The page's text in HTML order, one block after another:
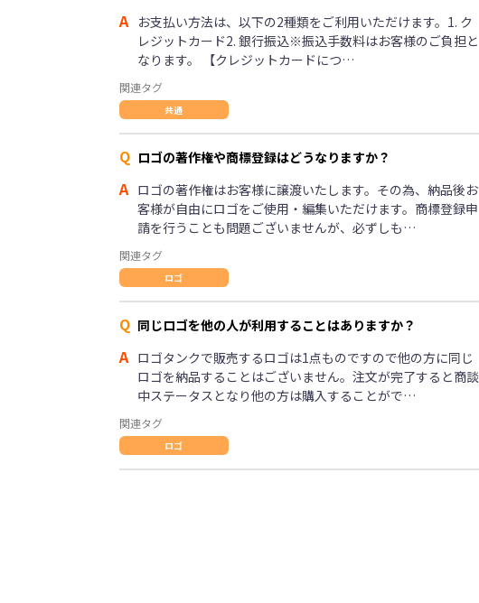
A お支払い方法は、以下の2種類をご利用いただけます。1. ク
レジットカード2. 銀行振込※振込手数料はお客様のご負担と
なります。 【クレジットカードにつ…
関連タグ
共通
Q ロゴの著作権や商標登録はどうなりますか？
A ロゴの著作権はお客様に譲渡いたします。その為、納品後お
客様が自由にロゴをご使用・編集いただけます。商標登録申
請を行うことも問題ございませんが、必ずしも…
関連タグ
ロゴ
Q 同じロゴを他の人が利用することはありますか？
A ロゴタンクで販売するロゴは1点ものですので他の方に同じ
ロゴを納品することはございません。注文が完了すると商談
中ステータスとなり他の方は購入することがで…
関連タグ
ロゴ